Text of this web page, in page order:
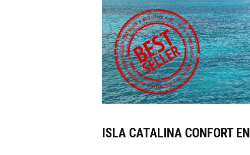
ISLA CATALINA CONFORT